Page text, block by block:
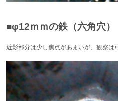
■φ12ｍｍの鉄（六角穴）
近影部分は少し焦点があまいが、観察は